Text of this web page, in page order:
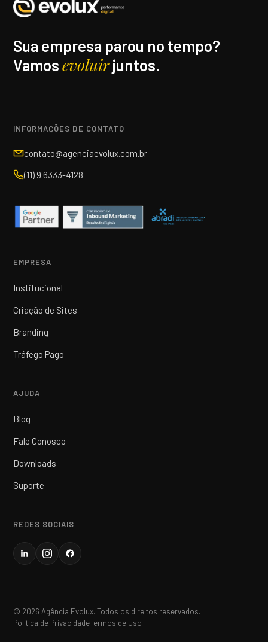
Sua empresa parou no tempo?
Vamosevoluirjuntos.
INFORMAÇÕES DE CONTATO
contato@agenciaevolux.com.br
(11) 9 6333-4128
EMPRESA
Institucional
Criação de Sites
Branding
Tráfego Pago
AJUDA
Blog
Fale Conosco
Downloads
Suporte
REDES SOCIAIS
© 2026 Agência Evolux. Todos os direitos reservados.
Política de PrivacidadeTermos de Uso